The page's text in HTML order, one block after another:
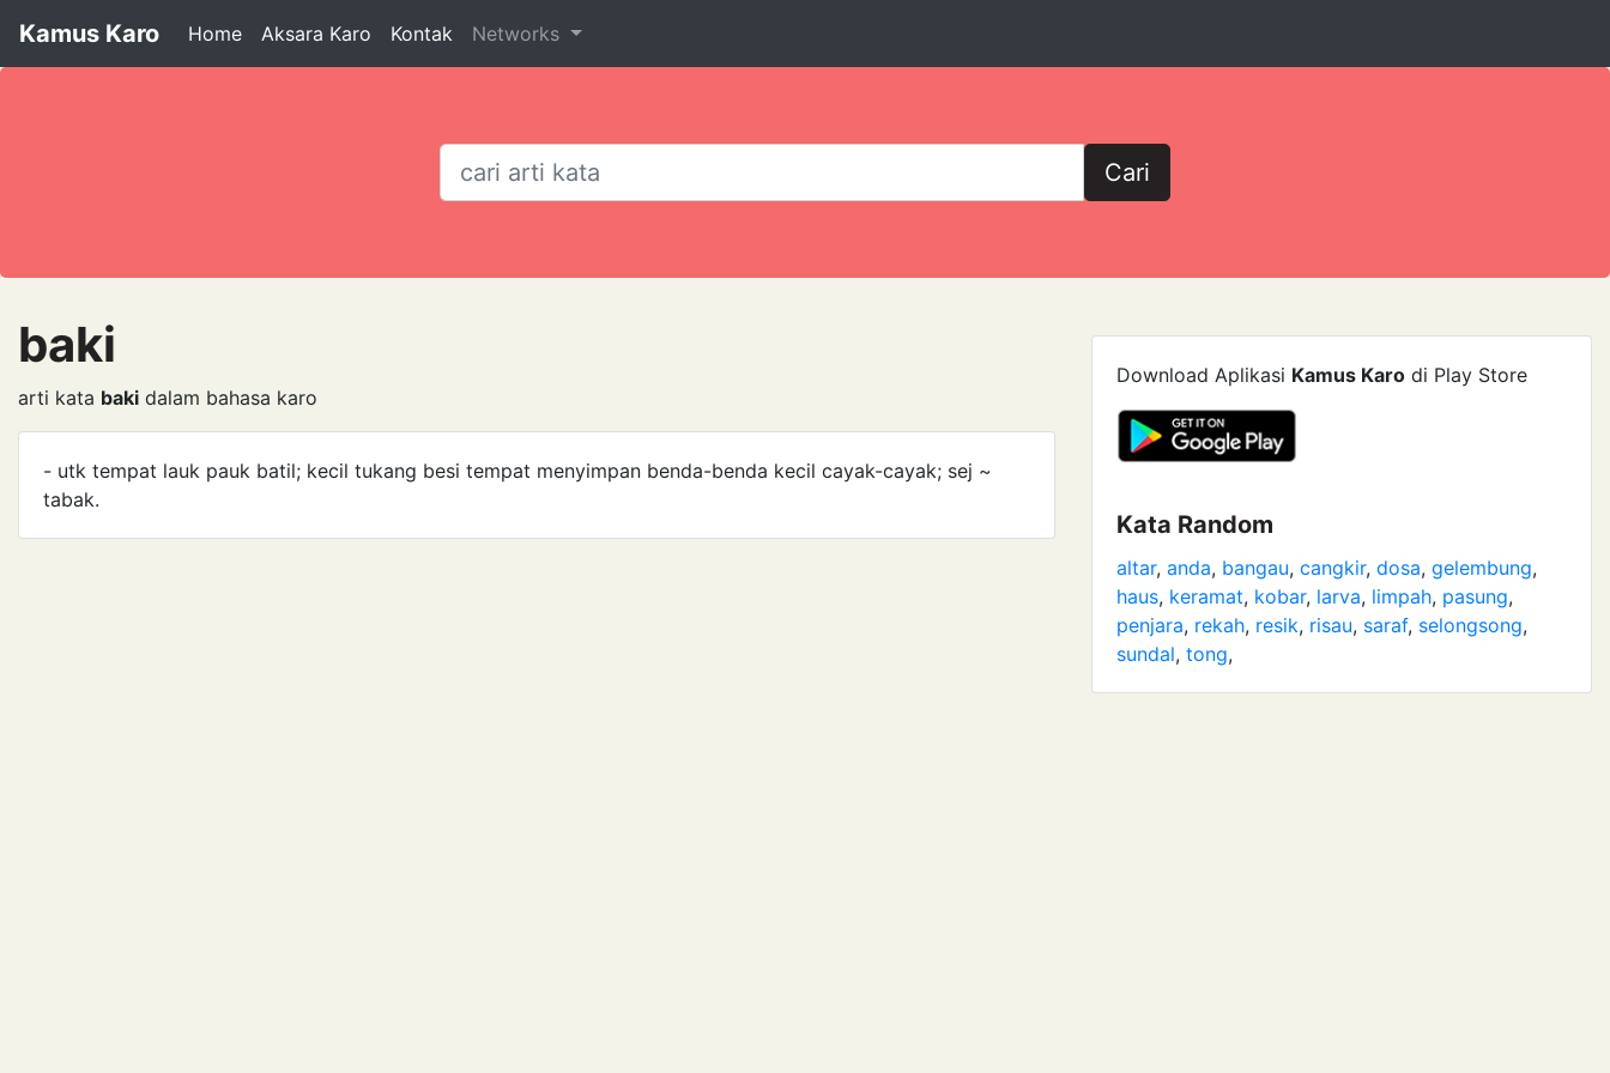
Kamus Karo Home Aksara Karo Kontak Networks
Cari
baki
arti kata baki dalam bahasa karo
- utk tempat lauk pauk batil; kecil tukang besi tempat menyimpan benda-benda kecil cayak-cayak; sej ~
tabak.
Download Aplikasi Kamus Karo di Play Store
Kata Random
altar, anda, bangau, cangkir, dosa, gelembung,
haus, keramat, kobar, larva, limpah, pasung,
penjara, rekah, resik, risau, saraf, selongsong,
sundal, tong,